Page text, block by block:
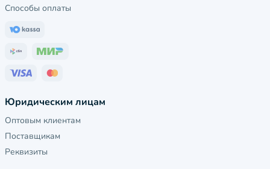
Способы оплаты
Юридическим лицам
Оптовым клиентам
Поставщикам
Реквизиты